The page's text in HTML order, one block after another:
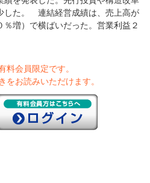
した。 連結経営成績は、売上高が
％増）で横ばいだった。営業利益２
料会員限定です。
をお読みいただけます。